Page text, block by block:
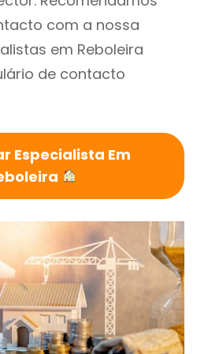
com a nossa
em Reboleira
de contacto
Especialista Em